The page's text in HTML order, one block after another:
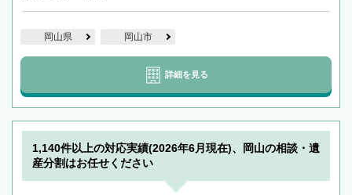
岡山県 岡山市
詳細を見る
1,140件以上の対応実績(2026年6月現在)、岡山の相談・遺
産分割はお任せください